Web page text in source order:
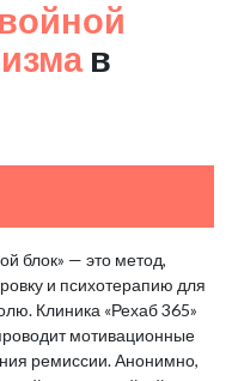
в
блок» — это метод,
и психотерапию для
Клиника «Рехаб 365»
мотивационные
ремиссии. Анонимно,